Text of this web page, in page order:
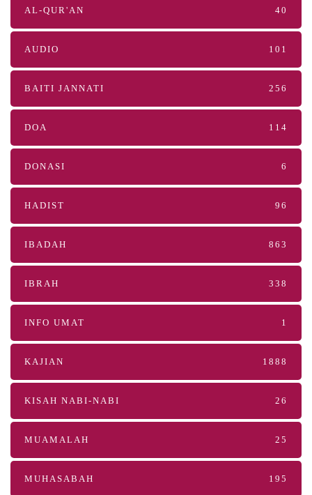
AL-QUR'AN 40
AUDIO 101
BAITI JANNATI 256
DOA 114
DONASI 6
HADIST 96
IBADAH 863
IBRAH 338
INFO UMAT 1
KAJIAN 1888
KISAH NABI-NABI 26
MUAMALAH 25
MUHASABAH 195